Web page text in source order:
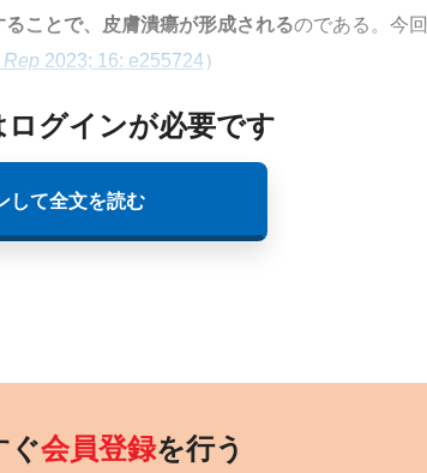
ことで、皮膚潰瘍が形成されるのである。今回
2023; 16: e255724）
グインが必要です
して全文を読む
ぐ会員登録を行う